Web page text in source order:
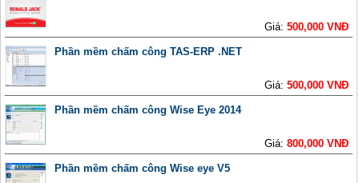
Giá:500,000 VNĐ
Phần mềm chấm công TAS-ERP .NET
Giá:500,000 VNĐ
Phần mềm chấm công Wise Eye 2014
Giá:800,000 VNĐ
Phần mềm chấm công Wise eye V5